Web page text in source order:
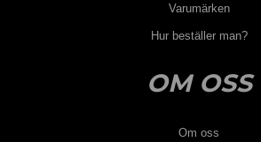
Varumärken
Hur beställer man?
OM OSS
Om oss